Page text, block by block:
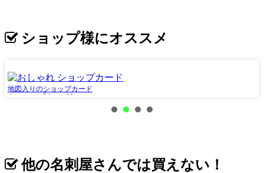
ショップ様にオススメ
地図入りのショップカード
ショップカード
他の名刺屋さんでは買えない！